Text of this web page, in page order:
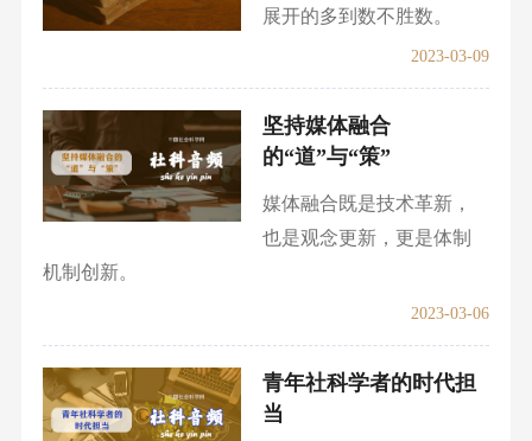
展开的多到数不胜数。
2023-03-09
坚持媒体融合
的“道”与“策”
媒体融合既是技术革新，
也是观念更新，更是体制
机制创新。
2023-03-06
青年社科学者的时代担
当